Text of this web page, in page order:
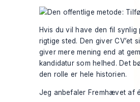
Hvis du vil have den fil
rigtige sted. Den giver CV’et
giver mere mening end at
kandidatur som helhed. Det
den rolle er hele historien.
Jeg anbefaler Fremhævet af